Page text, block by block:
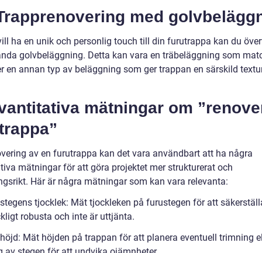
med
ha en unik och personlig touch till din furutrappa kan du
golvbeläggning. Detta kan vara en träbeläggning som
en annan typ av beläggning som ger trappan en särskild
mätningar om
av en furutrappa kan det vara användbart att ha några
mätningar för att göra projektet mer strukturerat och
Här är några mätningar som kan vara relevanta:
tjocklek: Mät tjockleken på furustegen för att
robusta och inte är uttjänta.
Mät höjden på trappan för att planera eventuell trimning